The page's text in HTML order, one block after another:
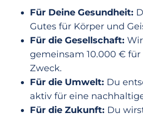
Für Deine Gesundheit:
Gutes für Körper und
Für die Gesellschaft:
gemeinsam 10.000 €
Zweck.
Für die Umwelt: Du
aktiv für eine
Für die Zukunft: Du